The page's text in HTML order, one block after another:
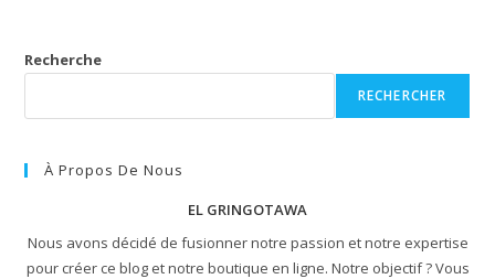
Recherche
RECHERCHER
À Propos De Nous
EL GRINGOTAWA
Nous avons décidé de fusionner notre passion et notre expertise
pour créer ce blog et notre boutique en ligne. Notre objectif ? Vous